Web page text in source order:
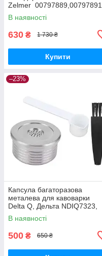
Zelmer 00797889,00797891
(381.0400
C0Z000038104000044)
В наявності
630 ₴ 1 730 ₴
Купити
–23%
Капсула багаторазова
металева для кавоварки
Delta Q, Дельта NDIQ7323,
ICafilas+ 2 ущільнюючі кільця
CCOMDQ1
В наявності
500 ₴ 650 ₴